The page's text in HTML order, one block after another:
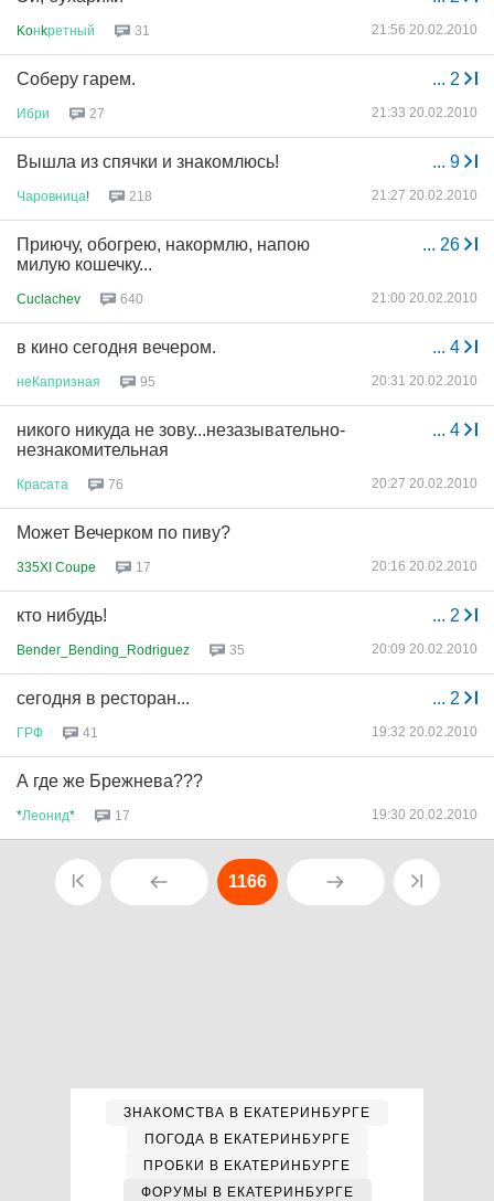
Koнkретный 31 21:56 20.02.2010
... 2
Соберу гарем.
Ибри 27 21:33 20.02.2010
... 9
Вышла из спячки и знакомлюсь!
Чаровница! 218 21:27 20.02.2010
... 26
Приючу, обогрею, накормлю, напою
милую кошечку...
Cuclachev 640 21:00 20.02.2010
... 4
в кино сегодня вечером.
неКапризная 95 20:31 20.02.2010
... 4
никого никуда не зову...незазывательно-
незнакомительная
Красата 76 20:27 20.02.2010
Может Вечерком по пиву?
335XI Coupe 17 20:16 20.02.2010
... 2
кто нибудь!
Bender_Bending_Rodriguez 35 20:09 20.02.2010
... 2
сегодня в ресторан...
ГРФ 41 19:32 20.02.2010
А где же Брежнева???
*Леонид* 17 19:30 20.02.2010
1166
ЗНАКОМСТВА В ЕКАТЕРИНБУРГЕ
ПОГОДА В ЕКАТЕРИНБУРГЕ
ПРОБКИ В ЕКАТЕРИНБУРГЕ
ФОРУМЫ В ЕКАТЕРИНБУРГЕ